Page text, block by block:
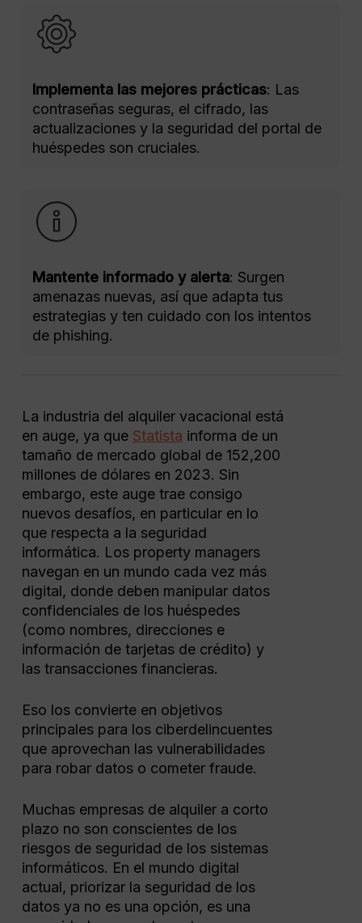
Implementa las mejores prácticas: Las
contraseñas seguras, el cifrado, las
actualizaciones y la seguridad del portal de
huéspedes son cruciales.
Mantente informado y alerta: Surgen
amenazas nuevas, así que adapta tus
estrategias y ten cuidado con los intentos
de phishing.
La industria del alquiler vacacional está
en auge, ya que Statista informa de un
tamaño de mercado global de 152,200
millones de dólares en 2023. Sin
embargo, este auge trae consigo
nuevos desafíos, en particular en lo
que respecta a la seguridad
informática. Los property managers
navegan en un mundo cada vez más
digital, donde deben manipular datos
confidenciales de los huéspedes
(como nombres, direcciones e
información de tarjetas de crédito) y
las transacciones financieras.
Eso los convierte en objetivos
principales para los ciberdelincuentes
que aprovechan las vulnerabilidades
para robar datos o cometer fraude.
Muchas empresas de alquiler a corto
plazo no son conscientes de los
riesgos de seguridad de los sistemas
informáticos. En el mundo digital
actual, priorizar la seguridad de los
datos ya no es una opción, es una